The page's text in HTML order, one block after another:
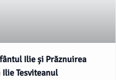
Ilie și Prăznuirea
Tesviteanul